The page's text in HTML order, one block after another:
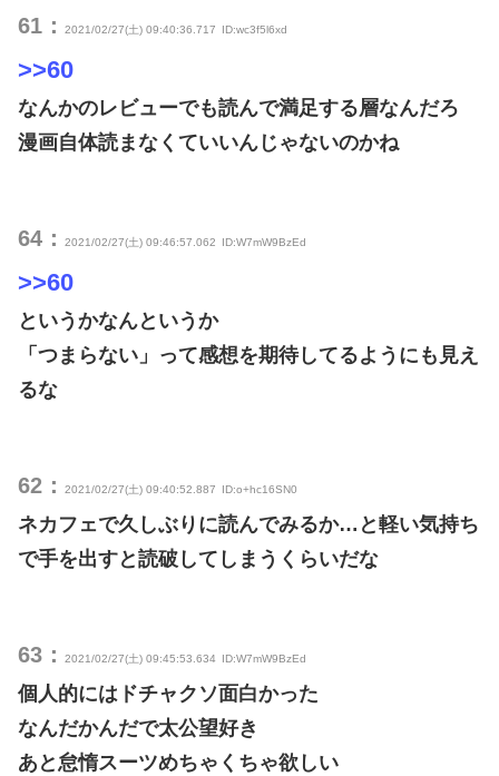
61： 2021/02/27(土) 09:40:36.717 ID:wc3f5l6xd
>>60
なんかのレビューでも読んで満足する層なんだろ
漫画自体読まなくていいんじゃないのかね
64： 2021/02/27(土) 09:46:57.062 ID:W7mW9BzEd
>>60
というかなんというか
「つまらない」って感想を期待してるようにも見え
るな
62： 2021/02/27(土) 09:40:52.887 ID:o+hc16SN0
ネカフェで久しぶりに読んでみるか…と軽い気持ち
で手を出すと読破してしまうくらいだな
63： 2021/02/27(土) 09:45:53.634 ID:W7mW9BzEd
個人的にはドチャクソ面白かった
なんだかんだで太公望好き
あと怠惰スーツめちゃくちゃ欲しい